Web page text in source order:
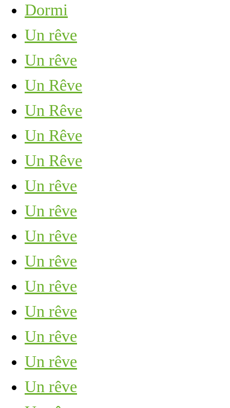
Dormi
Un rêve
Un rêve
Un Rêve
Un Rêve
Un Rêve
Un Rêve
Un rêve
Un rêve
Un rêve
Un rêve
Un rêve
Un rêve
Un rêve
Un rêve
Un rêve